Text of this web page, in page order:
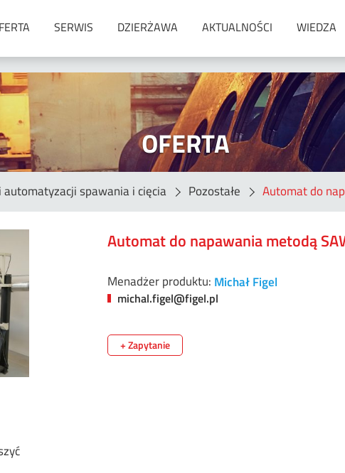
Materiały spawalnicze
Druty lite do spawania MIG/MAG
Druty rdzeniowe
Materiały do lutowania
Elektrody otulone do spawania
Materiały do napawania
topnikiem (SAW)
Podkładki ceramiczne
Pręty do spawania TIG
Elektrody węglowe
SERWIS DZIERŻAWA AKTUALNOŚCI WIEDZA
OFERTA
spawania i cięcia Pozostałe Automat do
Automat do napawania metodą
Menadżer produktu: Michał Figel
michal.figel@figel.pl
+ Zapytanie